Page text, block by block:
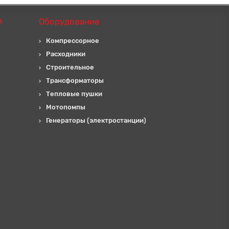
Оборудование
Компрессорное
Расходники
Строительное
Трансформаторы
Тепловые пушки
Мотопомпы
Генераторы (электростанции)